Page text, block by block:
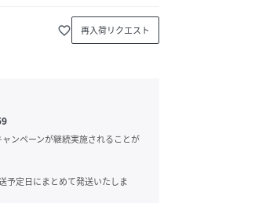
favorite_border 再入荷リクエスト
ンペーンが継続実施されることが
予定日にまとめて発送いたしま